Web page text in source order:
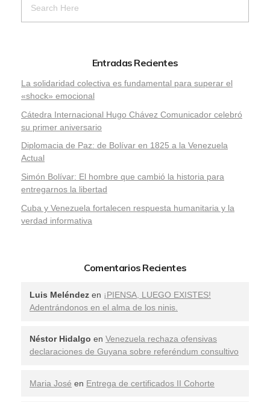
Entradas Recientes
La solidaridad colectiva es fundamental para superar el
«shock» emocional
Cátedra Internacional Hugo Chávez Comunicador celebró
su primer aniversario
Diplomacia de Paz: de Bolívar en 1825 a la Venezuela
Actual
Simón Bolívar: El hombre que cambió la historia para
entregarnos la libertad
​Cuba y Venezuela fortalecen respuesta humanitaria y la
verdad informativa
Comentarios Recientes
Luis Meléndez en ¡PIENSA, LUEGO EXISTES!
Adentrándonos en el alma de los ninis.
Néstor Hidalgo en Venezuela rechaza ofensivas
declaraciones de Guyana sobre referéndum consultivo
Maria José en Entrega de certificados II Cohorte